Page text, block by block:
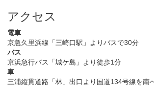
アクセス
電車
京急久里浜線「三崎口駅」よりバスで30分
バス
京浜急行バス「城ケ島」より徒歩1分
車
三浦縦貫道路「林」出口より国道134号線を南